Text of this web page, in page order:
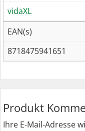
vidaXL
EAN(s)
8718475941651
Produkt
Ihre E-Mail-Adresse